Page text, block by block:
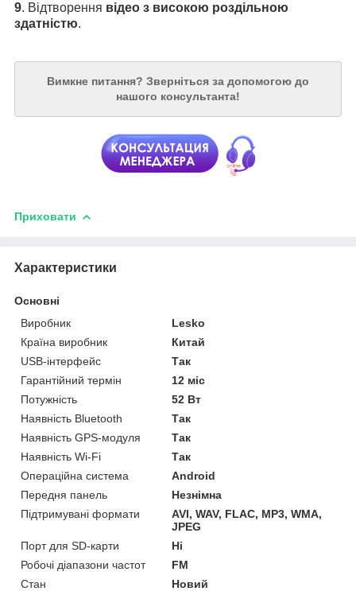
9. Відтворення відео з високою роздільною
здатністю.
Вимкне питання? Зверніться за допомогою до
нашого консультанта!
Приховати
Характеристики
Основні
Виробник
Lesko
Країна виробник
Китай
USB-інтерфейс
Так
Гарантійний термін
12 міс
Потужність
52 Вт
Наявність Bluetooth
Так
Наявність GPS-модуля
Так
Наявність Wi-Fi
Так
Операційна система
Android
Передня панель
Незнімна
Підтримувані формати
AVI, WAV, FLAC, MP3, WMA,
JPEG
Порт для SD-карти
Ні
Робочі діапазони частот
FM
Стан
Новий